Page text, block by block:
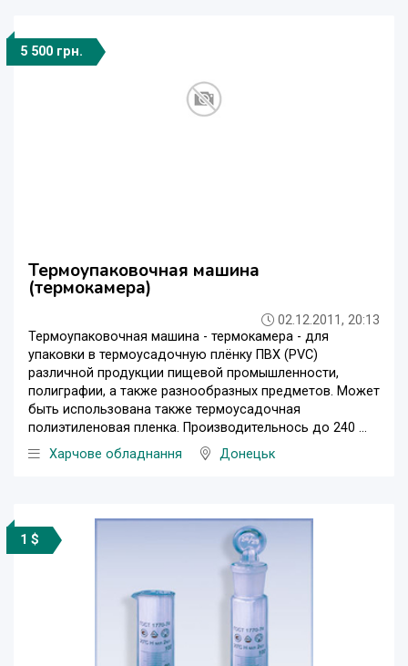
5 500 грн.
Термоупаковочная машина
(термокамера)
02.12.2011, 20:13
Термоупаковочная машина - термокамера - для
упаковки в термоусадочную плёнку ПВХ (PVС)
различной продукции пищевой промышленности,
полиграфии, а также разнообразных предметов. Может
быть использована также термоусадочная
полиэтиленовая пленка. Производительнось до 240 ...
Харчове обладнання
Донецьк
1 $